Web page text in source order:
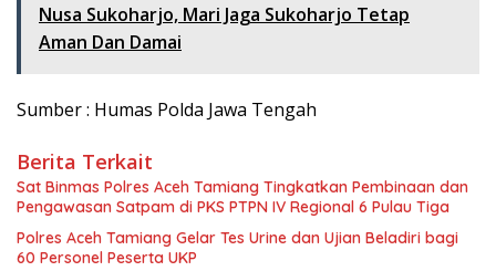
Nusa Sukoharjo, Mari Jaga Sukoharjo Tetap
Aman Dan Damai
Sumber : Humas Polda Jawa Tengah
Berita Terkait
Sat Binmas Polres Aceh Tamiang Tingkatkan Pembinaan dan
Pengawasan Satpam di PKS PTPN IV Regional 6 Pulau Tiga
Polres Aceh Tamiang Gelar Tes Urine dan Ujian Beladiri bagi
60 Personel Peserta UKP